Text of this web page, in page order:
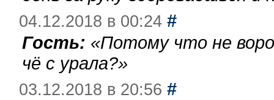
04.12.2018 в 00:24 #
Гость: «Потому что не
чё с урала?»
03.12.2018 в 20:56 #